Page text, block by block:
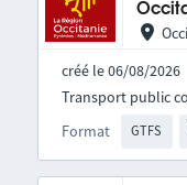
créé le 06/08/2026
Format GTFS
Transport public